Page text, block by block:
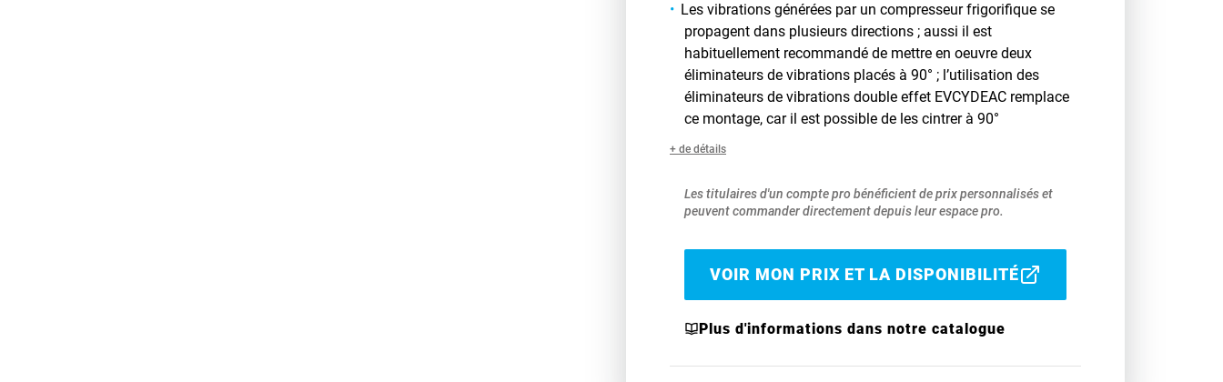
Les vibrations générées par un compresseur frigorifique se
propagent dans plusieurs directions ; aussi il est
habituellement recommandé de mettre en oeuvre deux
éliminateurs de vibrations placés à 90° ; l’utilisation des
éliminateurs de vibrations double effet EVCYDEAC remplace
ce montage, car il est possible de les cintrer à 90°
+ de détails
Les titulaires d'un compte pro bénéficient de prix personnalisés et
peuvent commander directement depuis leur espace pro.
VOIR MON PRIX ET LA DISPONIBILITÉ
Plus d'informations dans notre catalogue